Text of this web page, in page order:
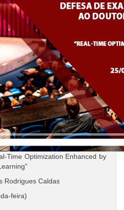
Time Optimization Enhanced by
Rodrigues Caldas
feira)